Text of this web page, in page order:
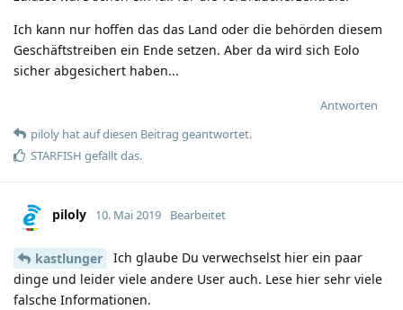
Ich kann nur hoffen das das Land oder die behörden diesem
Geschäftstreiben ein Ende setzen. Aber da wird sich Eolo
sicher abgesichert haben...
Antworten
piloly hatauf diesen Beitrag geantwortet.
STARFISH gefällt das.
piloly 10. Mai 2019 Bearbeitet
kastlunger
Ich glaube Du verwechselst hier ein paar
dinge und leider viele andere User auch. Lese hier sehr viele
falsche Informationen.